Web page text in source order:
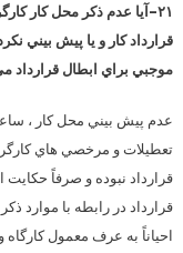
۲۱-آيا عدم ذكر محل كار كارگر در
قرارداد كار و يا پيش بيني
موجبي براي ابطال قرارداد
عدم پيش بيني محل كار ،
تعطيلات و مرخصي هاي
قرارداد نبوده و صرفاً
قرارداد در رابطه با موارد
احياناً به عرف معمول